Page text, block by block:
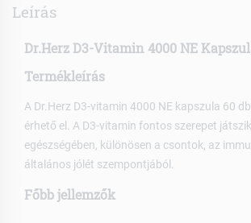
Leírás
Dr.Herz D3-Vitamin 4000 NE
Termékleírás
A Dr.Herz D3-vitamin 4000 NE kapszula 60
érhető el. A D3-vitamin fontos szerepet
egészségében, különösen a csontok, az
általános jólét szempontjából.
Főbb jellemzők